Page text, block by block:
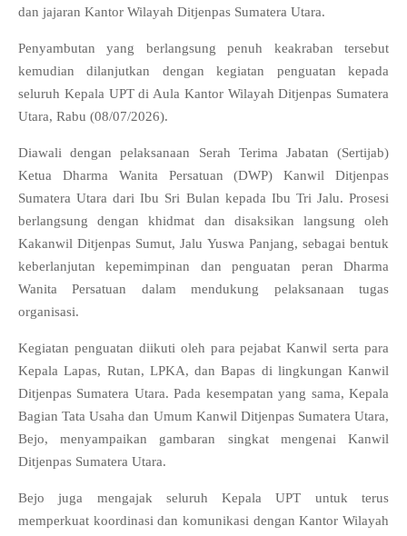
dan jajaran Kantor Wilayah Ditjenpas Sumatera Utara.
Penyambutan yang berlangsung penuh keakraban tersebut
kemudian dilanjutkan dengan kegiatan penguatan kepada
seluruh Kepala UPT di Aula Kantor Wilayah Ditjenpas Sumatera
Utara, Rabu (08/07/2026).
Diawali dengan pelaksanaan Serah Terima Jabatan (Sertijab)
Ketua Dharma Wanita Persatuan (DWP) Kanwil Ditjenpas
Sumatera Utara dari Ibu Sri Bulan kepada Ibu Tri Jalu. Prosesi
berlangsung dengan khidmat dan disaksikan langsung oleh
Kakanwil Ditjenpas Sumut, Jalu Yuswa Panjang, sebagai bentuk
keberlanjutan kepemimpinan dan penguatan peran Dharma
Wanita Persatuan dalam mendukung pelaksanaan tugas
organisasi.
Kegiatan penguatan diikuti oleh para pejabat Kanwil serta para
Kepala Lapas, Rutan, LPKA, dan Bapas di lingkungan Kanwil
Ditjenpas Sumatera Utara. Pada kesempatan yang sama, Kepala
Bagian Tata Usaha dan Umum Kanwil Ditjenpas Sumatera Utara,
Bejo, menyampaikan gambaran singkat mengenai Kanwil
Ditjenpas Sumatera Utara.
Bejo juga mengajak seluruh Kepala UPT untuk terus
memperkuat koordinasi dan komunikasi dengan Kantor Wilayah